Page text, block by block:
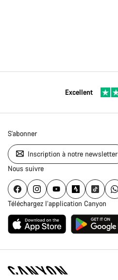
Excellent
S'abonner
Inscription à notre newsletter
Nous suivre
Téléchargez l’application Canyon